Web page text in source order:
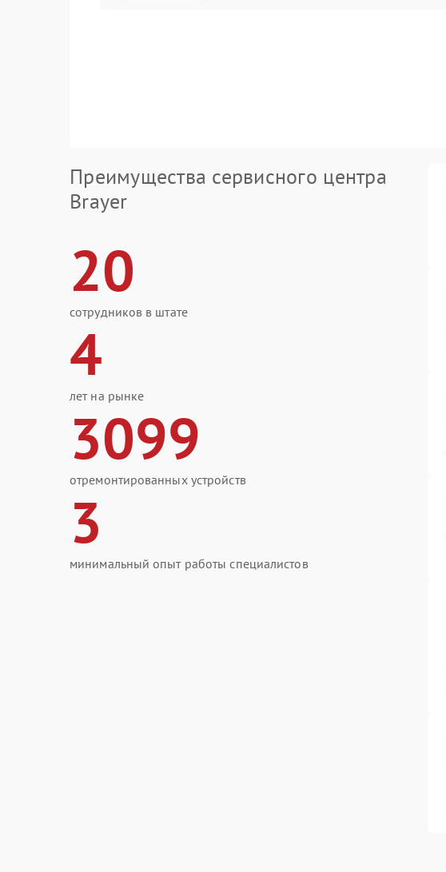
Преимущества сервисного центра
Brayer
20
сотрудников в штате
4
лет на рынке
3099
отремонтированных устройств
3
минимальный опыт работы специалистов